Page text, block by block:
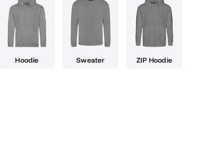
mit Freunden und Familie deinen
über den Abschluss zu teilen. Lass dich
inspirieren und trete in die nächste Phase
Statement ein. Egal ob du ein begeisterter
Spirit des Spiels liebst, dieser Slogan
Meisterfeier denn jetzt ist deine Zeit
auf dem Spielfeld.
Hoodie Sweater ZIP Hoodie